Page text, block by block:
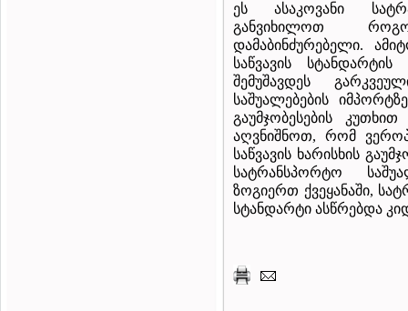
ეს ასაკოვანი
განვიხილოთ
დამაბინძურებელი.
საწვავის
შემუშავდეს
საშუალებების
გაუმჯობესების
აღვნიშნოთ, რომ
საწვავის ხარისხის
სატრანსპორტო
ზოგიერთ ქვეყანაში,
სტანდარტი ასწრებდა